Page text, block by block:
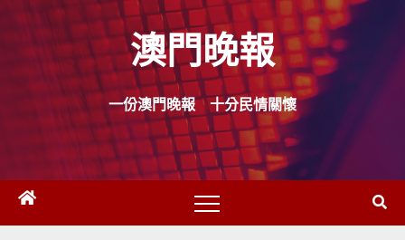
Skip
content
澳門晚報
一份澳門晚報 十分民情關懷